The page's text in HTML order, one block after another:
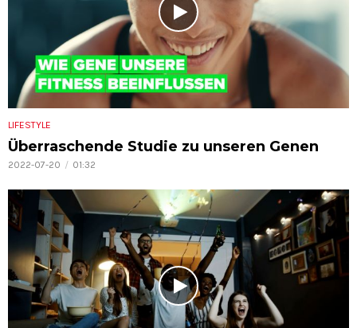
LIFESTYLE
Überraschende Studie zu unseren Genen
2022-07-20 01:32